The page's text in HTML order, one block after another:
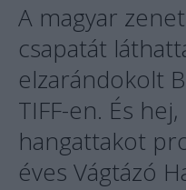
A magyar
csapatát
elzarándokolt
TIFF-en. És
hangattakot
éves Vágtázó